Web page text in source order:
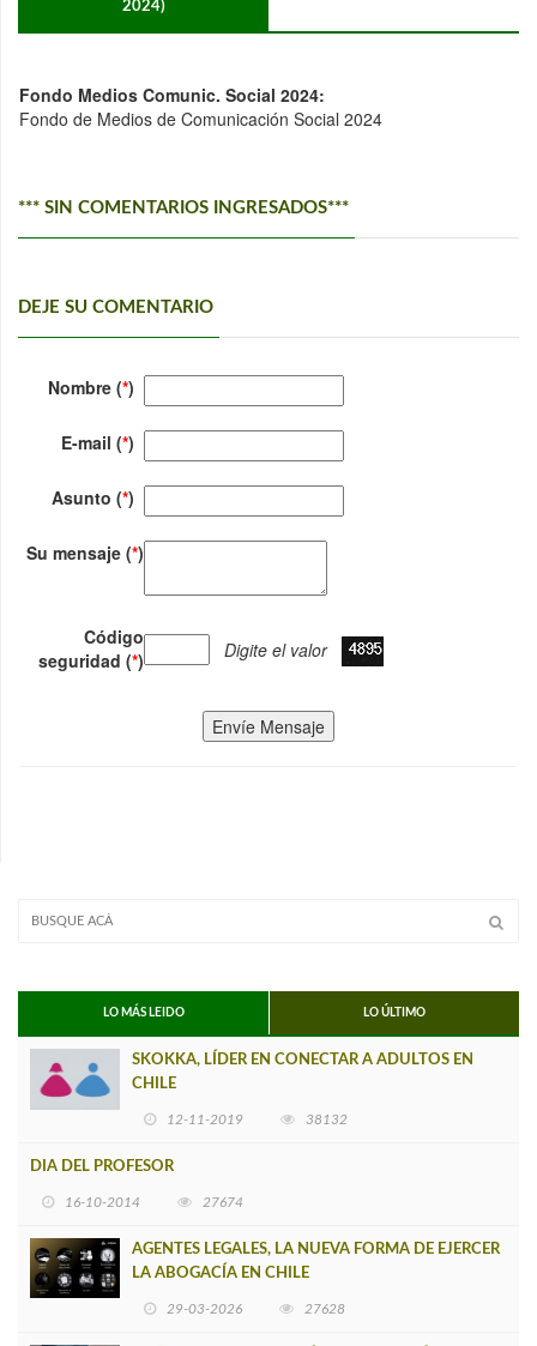
2024)
Fondo Medios Comunic. Social 2024:
Fondo de Medios de Comunicación Social 2024
*** SIN COMENTARIOS INGRESADOS***
DEJE SU COMENTARIO
Nombre (*)
E-mail (*)
Asunto (*)
Su mensaje (*)
Código
seguridad (*) Digite el valor
Envíe Mensaje
LO MÁS LEIDO LO ÚLTIMO
SKOKKA, LÍDER EN CONECTAR A ADULTOS EN
CHILE
12-11-2019 38132
DIA DEL PROFESOR
16-10-2014 27674
AGENTES LEGALES, LA NUEVA FORMA DE EJERCER
LA ABOGACÍA EN CHILE
29-03-2026 27628